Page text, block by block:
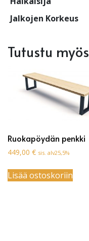
Jalkojen Korkeus
Tutustu myös
Ruokapöydän penkki
449,00 € sis. alv25,5%
Lisää ostoskoriin